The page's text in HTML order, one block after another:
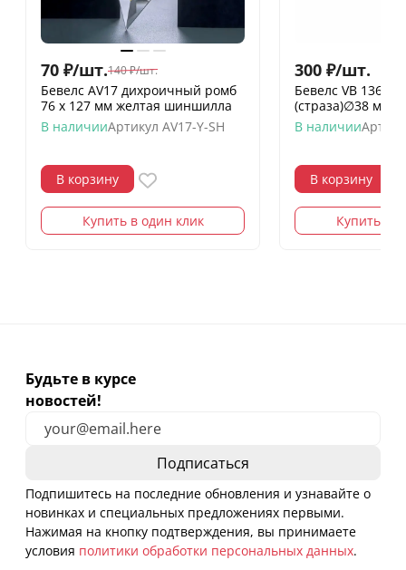
70 ₽/шт.140 ₽/шт.
Бевелс AV17 дихроичный ромб
76 х 127 мм желтая шиншилла
В наличииАртикул AV17-Y-SH
В корзину
Купить в один клик
300 ₽/шт.
Бевелс VB 1365 /
(страза)∅38 мм
В наличии
В корзину
Купить в
Будьте в курсе
новостей!
Подпишитесь на последние обновления и узнавайте о
новинках и специальных предложениях первыми.
Нажимая на кнопку подтверждения, вы принимаете
условия политики обработки персональных данных.